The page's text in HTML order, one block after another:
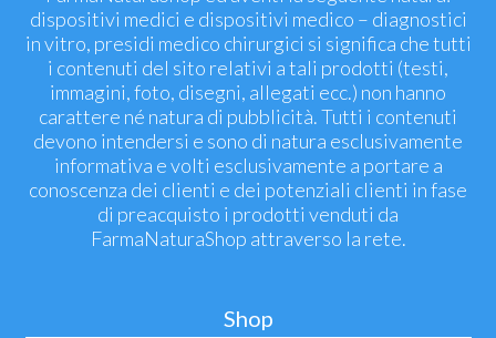
dispositivi medici e dispositivi medico – diagnostici
in vitro, presidi medico chirurgici si significa che tutti
i contenuti del sito relativi a tali prodotti (testi,
immagini, foto, disegni, allegati ecc.) non hanno
carattere né natura di pubblicità. Tutti i contenuti
devono intendersi e sono di natura esclusivamente
informativa e volti esclusivamente a portare a
conoscenza dei clienti e dei potenziali clienti in fase
di preacquisto i prodotti venduti da
FarmaNaturaShop attraverso la rete.
Shop